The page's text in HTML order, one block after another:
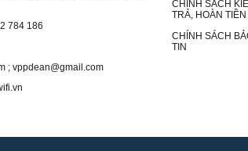
784 186
; vppdean@gmail.com
CHÍNH SÁCH
TRẢ, HOÀN TIỀN
CHÍNH SÁCH
TIN